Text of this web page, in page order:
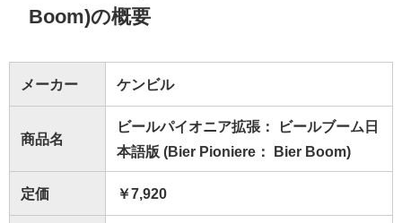
Boom)の概要
メーカー ケンビル
商品名
ビールパイオニア拡張： ビールブーム日
本語版 (Bier Pioniere： Bier Boom)
定価 ￥7,920